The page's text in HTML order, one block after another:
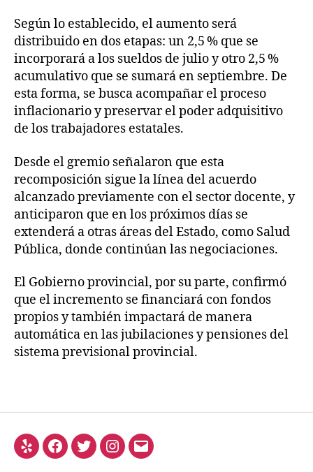
Según lo establecido, el aumento será
distribuido en dos etapas: un 2,5 % que se
incorporará a los sueldos de julio y otro 2,5 %
acumulativo que se sumará en septiembre. De
esta forma, se busca acompañar el proceso
inflacionario y preservar el poder adquisitivo
de los trabajadores estatales.
Desde el gremio señalaron que esta
recomposición sigue la línea del acuerdo
alcanzado previamente con el sector docente, y
anticiparon que en los próximos días se
extenderá a otras áreas del Estado, como Salud
Pública, donde continúan las negociaciones.
El Gobierno provincial, por su parte, confirmó
que el incremento se financiará con fondos
propios y también impactará de manera
automática en las jubilaciones y pensiones del
sistema previsional provincial.